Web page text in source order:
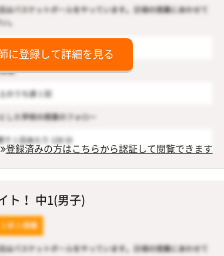
に登録して詳細を見る
登録済みの方はこちらから認証して閲覧できます
ト！ 中1(男子)